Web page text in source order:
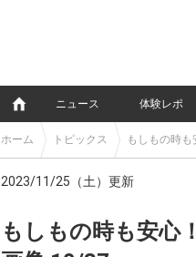
ニュース 体験レポ
ホーム トピックス もしもの時
2023/11/25（土）更新
もしもの時も安心